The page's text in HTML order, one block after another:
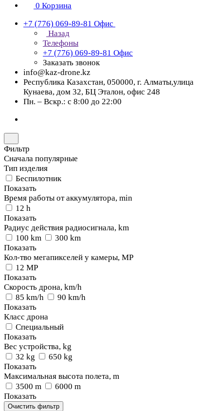
0 Корзина
+7 (776) 069-89-81 Офис
Назад
Телефоны
+7 (776) 069-89-81 Офис
Заказать звонок
info@kaz-drone.kz
Республика Казахстан, 050000, г. Алматы,улица
Кунаева, дом 32, БЦ Эталон, офис 248
Пн. – Вскр.: с 8:00 до 22:00
Фильтр
Сначала популярные
Тип изделия
Беспилотник
Показать
Время работы от аккумулятора, min
12 h
Показать
Радиус действия радиосигнала, km
100 km
300 km
Показать
Кол-тво мегапикселей у камеры, MP
12 MP
Показать
Скорость дрона, km/h
85 km/h
90 km/h
Показать
Класс дрона
Специальный
Показать
Вес устройства, kg
32 kg
650 kg
Показать
Максимальная высота полета, m
3500 m
6000 m
Показать
Очистить фильтр